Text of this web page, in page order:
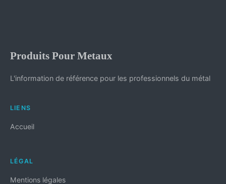
Produits Pour Metaux
L'information de référence pour les professionnels du métal
LIENS
Accueil
LÉGAL
Mentions légales